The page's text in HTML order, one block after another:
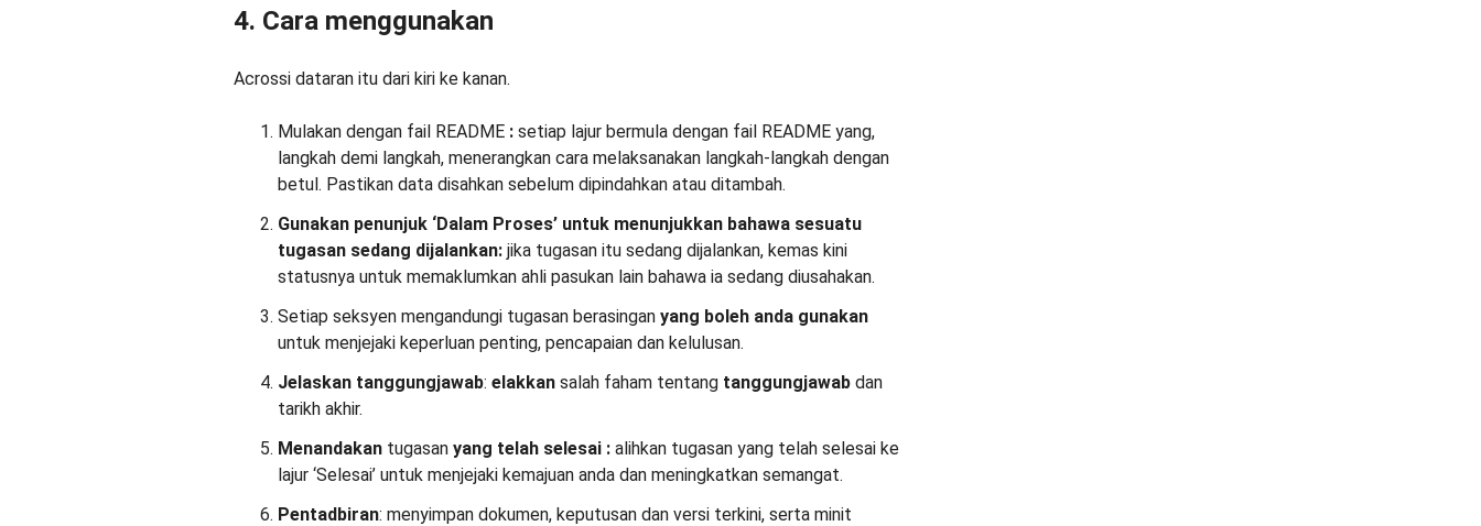
4. Cara menggunakan
Acrossi dataran itu dari kiri ke kanan.
Mulakan dengan fail README : setiap lajur bermula dengan fail README yang,
langkah demi langkah, menerangkan cara melaksanakan langkah-langkah dengan
betul. Pastikan data disahkan sebelum dipindahkan atau ditambah.
Gunakan penunjuk ‘Dalam Proses’ untuk menunjukkan bahawa sesuatu
tugasan sedang dijalankan: jika tugasan itu sedang dijalankan, kemas kini
statusnya untuk memaklumkan ahli pasukan lain bahawa ia sedang diusahakan.
Setiap seksyen mengandungi tugasan berasingan yang boleh anda gunakan
untuk menjejaki keperluan penting, pencapaian dan kelulusan.
Jelaskan tanggungjawab: elakkan salah faham tentang tanggungjawab dan
tarikh akhir.
Menandakan tugasan yang telah selesai : alihkan tugasan yang telah selesai ke
lajur ‘Selesai’ untuk menjejaki kemajuan anda dan meningkatkan semangat.
Pentadbiran: menyimpan dokumen, keputusan dan versi terkini, serta minit